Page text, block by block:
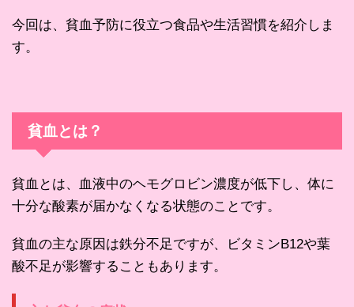
今回は、貧血予防に役立つ食品や生活習慣を紹介しま
す。
貧血とは？
貧血とは、血液中のヘモグロビン濃度が低下し、体に
十分な酸素が届かなくなる状態のことです。
貧血の主な原因は鉄分不足ですが、ビタミンB12や葉
酸不足が影響することもあります。